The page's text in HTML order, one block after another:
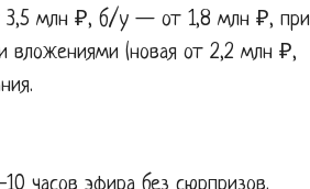
3,5 млн ₽, б/у — от 1,8 млн ₽, при
вложениями (новая от 2,2 млн ₽,